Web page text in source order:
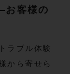
お客様の
ラブル体験
から寄せら